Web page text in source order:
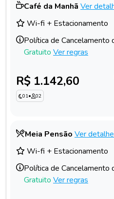
Café da Manhã Ver
Wi-fi + Estacionamento
Política de Cancelamento
Gratuito Ver regras
R$ 1.142,60
01• 02
Meia Pensão Ver
Wi-fi + Estacionamento
Política de Cancelamento
Gratuito Ver regras